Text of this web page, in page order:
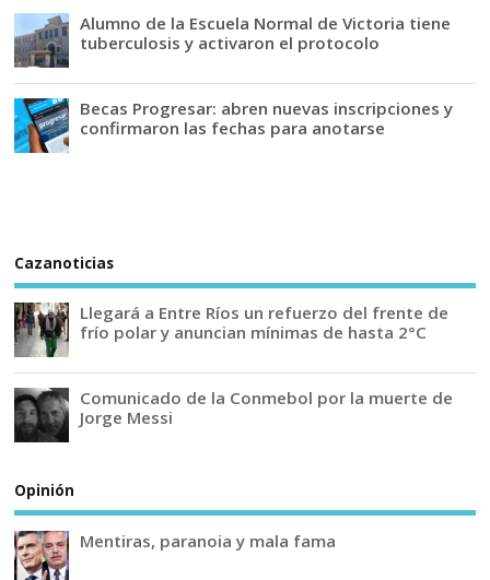
Alumno de la Escuela Normal de Victoria tiene
tuberculosis y activaron el protocolo
Becas Progresar: abren nuevas inscripciones y
confirmaron las fechas para anotarse
Cazanoticias
Llegará a Entre Ríos un refuerzo del frente de
frío polar y anuncian mínimas de hasta 2°C
Comunicado de la Conmebol por la muerte de
Jorge Messi
Opinión
Mentiras, paranoia y mala fama